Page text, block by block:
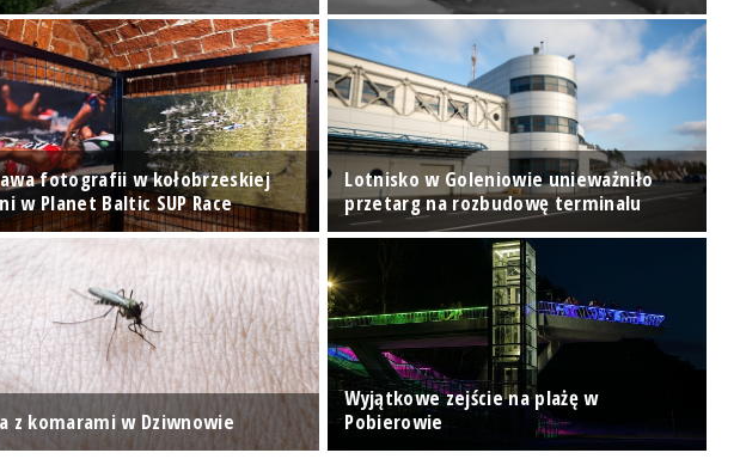
fotografii w kołobrzeskiej
w Planet Baltic SUP Race
Lotnisko w Goleniowie unieważniło
przetarg na rozbudowę terminalu
z komarami w Dziwnowie
Wyjątkowe zejście na plażę w
Pobierowie